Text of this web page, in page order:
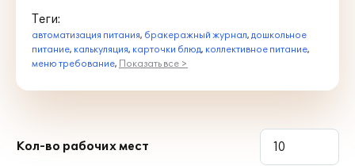
Теги:
автоматизация питания, бракеражный журнал, дошкольное
питание, калькуляция, карточки блюд, коллективное питание,
меню требование, Показать все >
Кол-во рабочих мест